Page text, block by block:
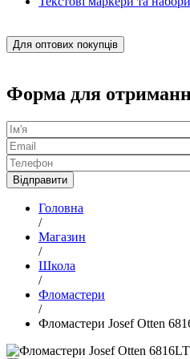
Для оптових покупців
Форма для
Головна
/
Магазин
/
Школа
/
Фломастери
/
Фломастери Josef Otten